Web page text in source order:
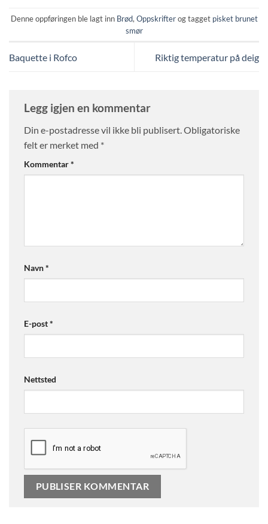
Denne oppføringen ble lagt inn Brød, Oppskrifterog tagget pisket brunet
smør
Baquette i Rofco Riktig temperatur på deig
Legg igjen en kommentar
Din e-postadresse vil ikke bli publisert.Obligatoriske
felt er merket med *
Kommentar*
Navn*
E-post*
Nettsted